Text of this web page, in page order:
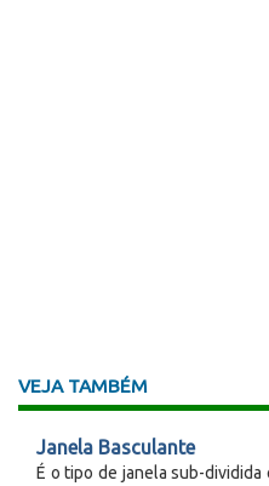
VEJA TAMBÉM
Janela Basculante
É o tipo de janela sub-